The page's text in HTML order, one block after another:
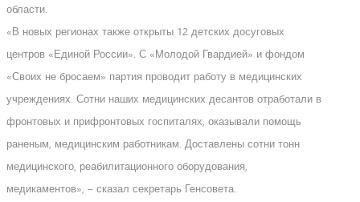
области.
«В новых регионах также открыты 12 детских досуговых
центров «Единой России». С «Молодой Гвардией» и фондом
«Своих не бросаем» партия проводит работу в медицинских
учреждениях. Сотни наших медицинских десантов отработали в
фронтовых и прифронтовых госпиталях, оказывали помощь
раненым, медицинским работникам. Доставлены сотни тонн
медицинского, реабилитационного оборудования,
медикаментов», – сказал секретарь Генсовета.